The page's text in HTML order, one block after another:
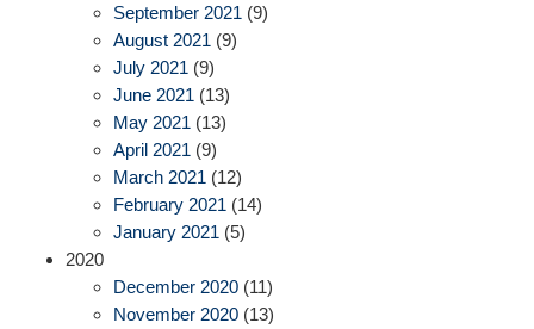
September 2021 (9)
August 2021 (9)
July 2021 (9)
June 2021 (13)
May 2021 (13)
April 2021 (9)
March 2021 (12)
February 2021 (14)
January 2021 (5)
2020
December 2020 (11)
November 2020 (13)